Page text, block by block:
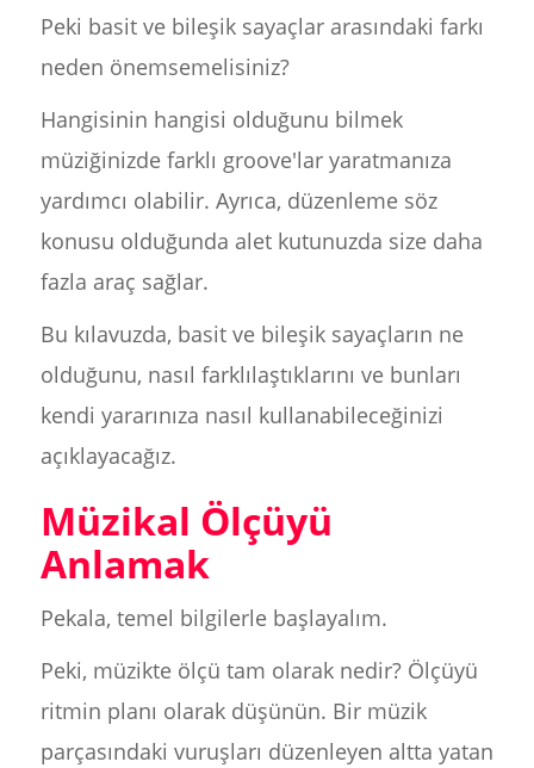
Peki basit ve bileşik sayaçlar arasındaki farkı
neden önemsemelisiniz?
Hangisinin hangisi olduğunu bilmek
müziğinizde farklı groove'lar yaratmanıza
yardımcı olabilir. Ayrıca, düzenleme söz
konusu olduğunda alet kutunuzda size daha
fazla araç sağlar.
Bu kılavuzda, basit ve bileşik sayaçların ne
olduğunu, nasıl farklılaştıklarını ve bunları
kendi yararınıza nasıl kullanabileceğinizi
açıklayacağız.
Müzikal Ölçüyü
Anlamak
Pekala, temel bilgilerle başlayalım.
Peki, müzikte ölçü tam olarak nedir? Ölçüyü
ritmin planı olarak düşünün. Bir müzik
parçasındaki vuruşları düzenleyen altta yatan